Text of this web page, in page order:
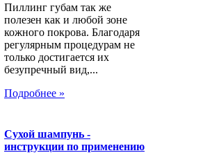
Пиллинг губам так же
полезен как и любой зоне
кожного покрова. Благодаря
регулярным процедурам не
только достигается их
безупречный вид,...
Подробнее »
Сухой шампунь -
инструкции по применению